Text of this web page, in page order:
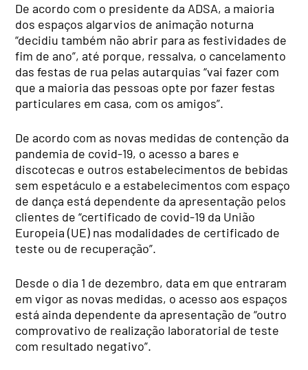
De acordo com o presidente da ADSA, a maioria
dos espaços algarvios de animação noturna
“decidiu também não abrir para as festividades de
fim de ano”, até porque, ressalva, o cancelamento
das festas de rua pelas autarquias “vai fazer com
que a maioria das pessoas opte por fazer festas
particulares em casa, com os amigos”.
De acordo com as novas medidas de contenção da
pandemia de covid-19, o acesso a bares e
discotecas e outros estabelecimentos de bebidas
sem espetáculo e a estabelecimentos com espaço
de dança está dependente da apresentação pelos
clientes de “certificado de covid-19 da União
Europeia (UE) nas modalidades de certificado de
teste ou de recuperação”.
Desde o dia 1 de dezembro, data em que entraram
em vigor as novas medidas, o acesso aos espaços
está ainda dependente da apresentação de “outro
comprovativo de realização laboratorial de teste
com resultado negativo”.